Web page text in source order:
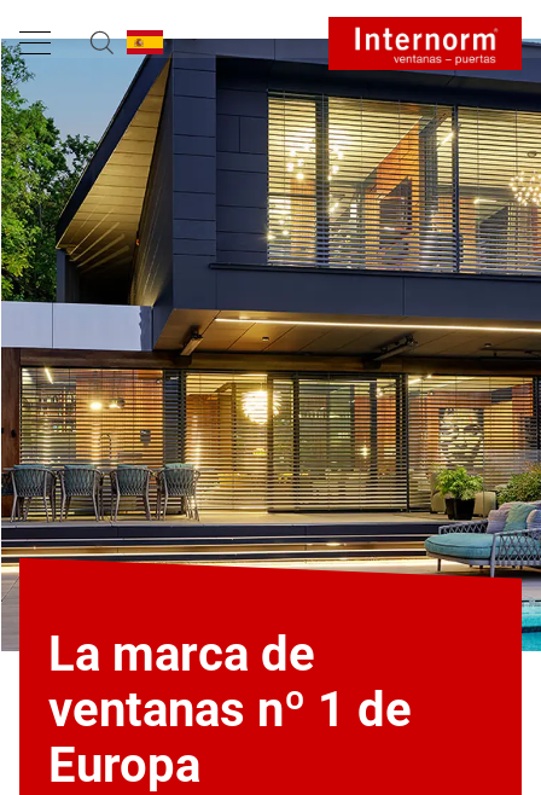
La marca de
ventanas nº 1 de
Europa